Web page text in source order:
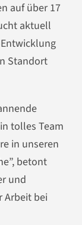
auf über 17
aktuell
Standort
tolles Team
in unseren
betont
und
Arbeit bei